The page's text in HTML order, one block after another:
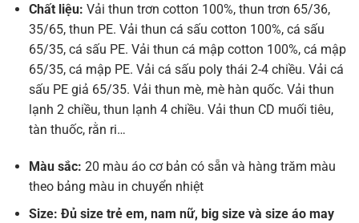
Chất liệu: Vải thun trơn cotton 100%, thun trơn 65/36,
35/65, thun PE. Vải thun cá sấu cotton 100%, cá sấu
65/35, cá sấu PE. Vải thun cá mập cotton 100%, cá mập
65/35, cá mập PE. Vải cá sấu poly thái 2-4 chiều. Vải cá
sấu PE giả 65/35. Vải thun mè, mè hàn quốc. Vải thun
lạnh 2 chiều, thun lạnh 4 chiều. Vải thun CD muối tiêu,
tàn thuốc, rằn ri…
Màu sắc: 20 màu áo cơ bản có sẵn và hàng trăm màu
theo bảng màu in chuyển nhiệt
Size: Đủ size trẻ em, nam nữ, big size và size áo may